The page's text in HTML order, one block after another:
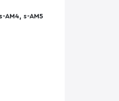
AM4, s-AM5